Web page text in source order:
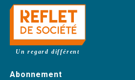
Un regard différent
Abonnement